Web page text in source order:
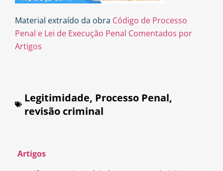
Material extraído da obra Código de Processo
Penal e Lei de Execução Penal Comentados por
Artigos
Legitimidade, Processo Penal,
revisão criminal
Artigos